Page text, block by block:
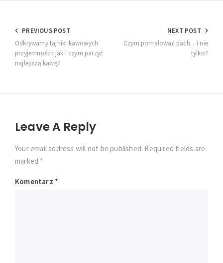
Nawigacja
wpisu
PREVIOUS POST
Odkrywamy tajniki kawowych
przyjemności: jak i czym parzyć
najlepszą kawę?
NEXT POST
Czym pomalować dach…i nie
tylko?
Leave A Reply
Your email address will not be published. Required fields are
marked *
Komentarz *